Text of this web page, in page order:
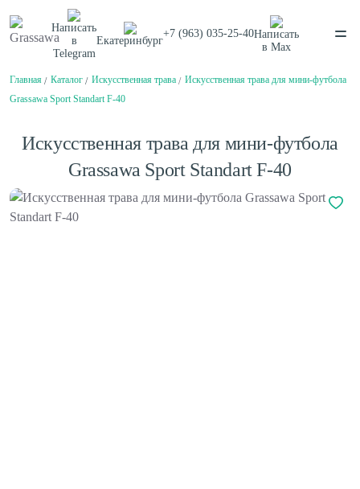
Написать
в
Telegram
Екатеринбург
+7 (963) 035-25-40Написать
в Max
Каталог
О компании
О компании
Нам доверяют
Спортивная
Декоративная
Сценический линолеум
Главная Каталог Искусственная трава
Искусственная трава для мини-футбола
Grassawa Sport Standart F-40
Искусственная трава для мини-футбола
Grassawa Sport Standart F-40